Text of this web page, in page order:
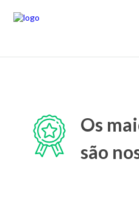
Os
são